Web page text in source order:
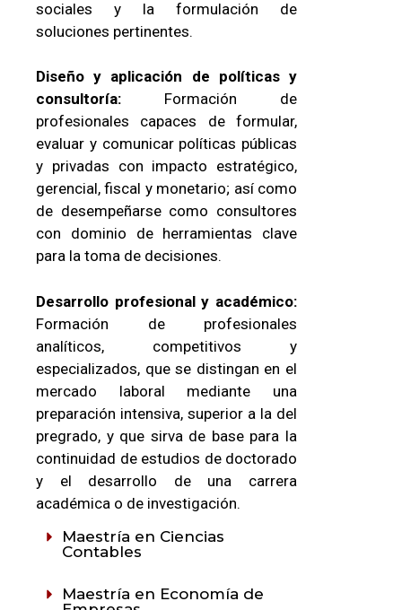
sociales y la formulación de
soluciones pertinentes.
Diseño y aplicación de políticas y
consultoría: Formación de
profesionales capaces de formular,
evaluar y comunicar políticas públicas
y privadas con impacto estratégico,
gerencial, fiscal y monetario; así como
de desempeñarse como consultores
con dominio de herramientas clave
para la toma de decisiones.
Desarrollo profesional y académico:
Formación de profesionales
analíticos, competitivos y
especializados, que se distingan en el
mercado laboral mediante una
preparación intensiva, superior a la del
pregrado, y que sirva de base para la
continuidad de estudios de doctorado
y el desarrollo de una carrera
académica o de investigación.
Maestría en Ciencias
Contables
Maestría en Economía de